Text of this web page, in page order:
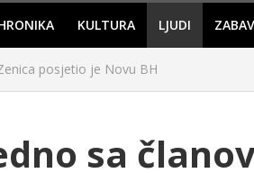
KULTURA LJUDI
posjetio je Novu BH
sa